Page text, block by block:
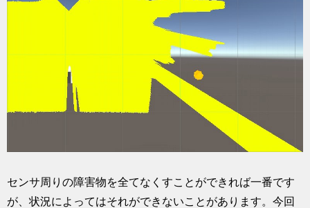
センサ周りの障害物を全てなくすことができれば一番です
が、状況によってはそれができないことがあります。今回